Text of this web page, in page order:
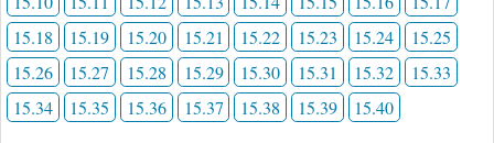
15.18
15.19 15.20 15.21 15.22 15.23 15.24
15.25
15.26
15.27 15.28 15.29 15.30 15.31 15.32
15.33
15.34
15.35 15.36 15.37 15.38 15.39 15.40